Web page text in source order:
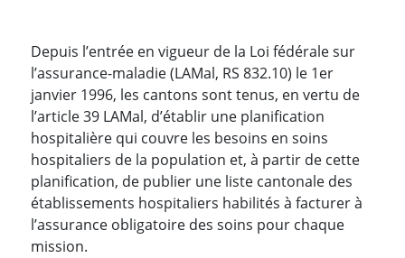
Depuis l’entrée en vigueur de la Loi fédérale sur
l’assurance-maladie (LAMal, RS 832.10) le 1er
janvier 1996, les cantons sont tenus, en vertu de
l’article 39 LAMal, d’établir une planification
hospitalière qui couvre les besoins en soins
hospitaliers de la population et, à partir de cette
planification, de publier une liste cantonale des
établissements hospitaliers habilités à facturer à
l’assurance obligatoire des soins pour chaque
mission.